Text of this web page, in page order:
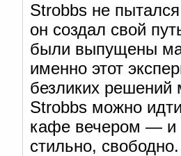
Strobbs не пытался
он создал свой
были выпущены
именно этот
безликих решений
Strobbs можно
кафе вечером — и
стильно, свободно.